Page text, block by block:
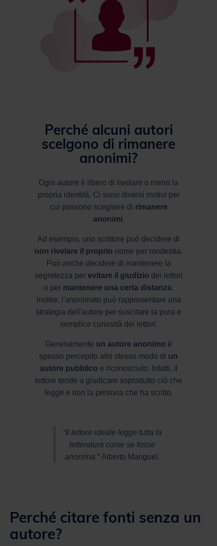
Perché alcuni autori
scelgono di rimanere
anonimi?
Ogni autore è libero di rivelare o meno la
propria identità. Ci sono diversi motivi per
cui possono scegliere di rimanere
anonimi.
Ad esempio, uno scrittore può decidere di
non rivelare il proprio nome per modestia.
Può anche decidere di mantenere la
segretezza per evitare il giudizio dei lettori
o per mantenere una certa distanza.
Inoltre, l'anonimato può rappresentare una
strategia dell'autore per suscitare la pura e
semplice curiosità dei lettori.
Generalmente un autore anonimo è
spesso percepito allo stesso modo di un
autore pubblico e riconosciuto. Infatti, il
lettore tende a giudicare soprattutto ciò che
legge e non la persona che ha scritto.
“Il lettore ideale legge tutta la
letteratura come se fosse
anonima.” Alberto Manguel.
Perché citare fonti senza un
autore?